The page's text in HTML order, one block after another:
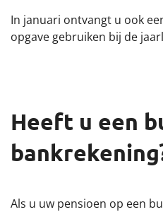
In januari ontvangt u ook
opgave gebruiken bij de
Heeft u een
Als u uw pensioen op een